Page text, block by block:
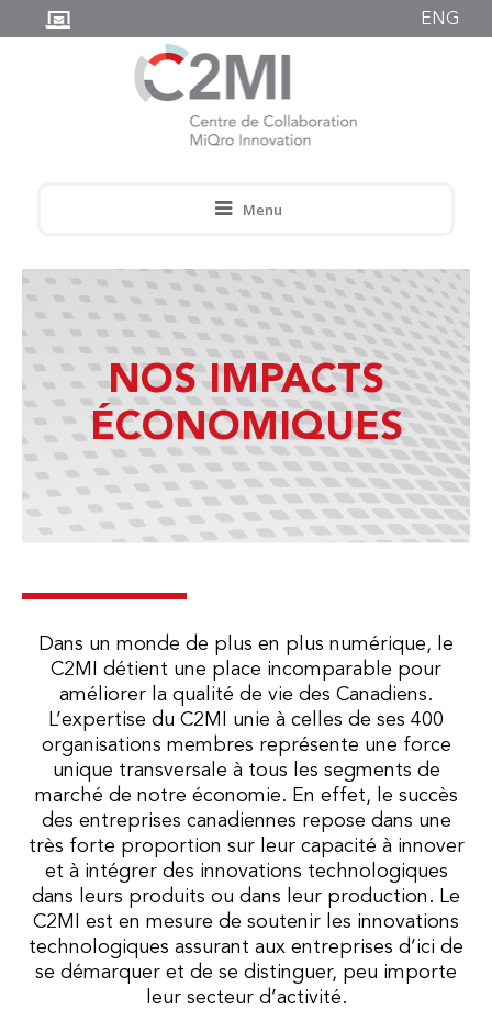
ENG
Menu
NOS IMPACTS
ÉCONOMIQUES
Dans un monde de plus en plus numérique, le
C2MI détient une place incomparable pour
améliorer la qualité de vie des Canadiens.
L’expertise du C2MI unie à celles de ses 400
organisations membres représente une force
unique transversale à tous les segments de
marché de notre économie. En effet, le succès
des entreprises canadiennes repose dans une
très forte proportion sur leur capacité à innover
et à intégrer des innovations technologiques
dans leurs produits ou dans leur production. Le
C2MI est en mesure de soutenir les innovations
technologiques assurant aux entreprises d’ici de
se démarquer et de se distinguer, peu importe
leur secteur d’activité.